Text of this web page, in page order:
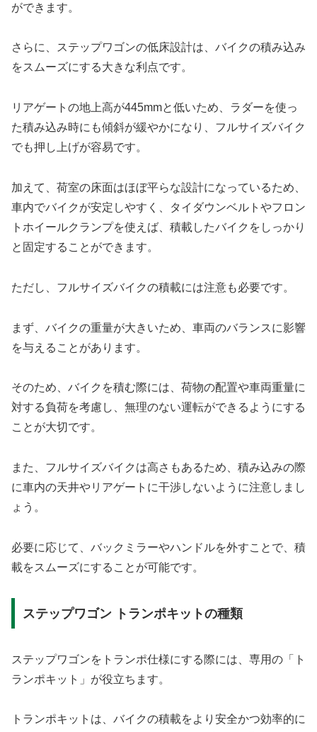
ができます。
さらに、ステップワゴンの低床設計は、バイクの積み込み
をスムーズにする大きな利点です。
リアゲートの地上高が445mmと低いため、ラダーを使っ
た積み込み時にも傾斜が緩やかになり、フルサイズバイク
でも押し上げが容易です。
加えて、荷室の床面はほぼ平らな設計になっているため、
車内でバイクが安定しやすく、タイダウンベルトやフロン
トホイールクランプを使えば、積載したバイクをしっかり
と固定することができます。
ただし、フルサイズバイクの積載には注意も必要です。
まず、バイクの重量が大きいため、車両のバランスに影響
を与えることがあります。
そのため、バイクを積む際には、荷物の配置や車両重量に
対する負荷を考慮し、無理のない運転ができるようにする
ことが大切です。
また、フルサイズバイクは高さもあるため、積み込みの際
に車内の天井やリアゲートに干渉しないように注意しまし
ょう。
必要に応じて、バックミラーやハンドルを外すことで、積
載をスムーズにすることが可能です。
ステップワゴン トランポキットの種類
ステップワゴンをトランポ仕様にする際には、専用の「ト
ランポキット」が役立ちます。
トランポキットは、バイクの積載をより安全かつ効率的に